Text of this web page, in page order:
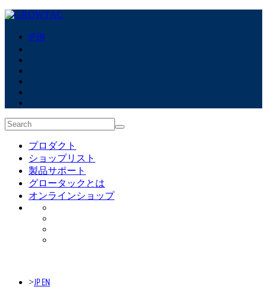
JPEN
プロダクト
ショップリスト
製品サポート
グロータックとは
オンラインショップ
>JPEN